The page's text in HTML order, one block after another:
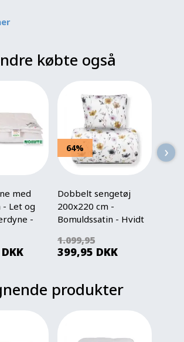
købte også
med
- Let og
-
DKK
64%
Dobbelt sengetøj
200x220 cm -
Bomuldssatin - Hvidt
1.099,95
399,95 DKK
›
produkter